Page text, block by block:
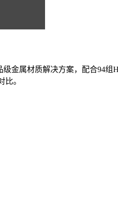
金属材质解决方案，配合94组
。